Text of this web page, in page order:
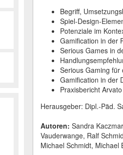
Begriff,
Spiel-Design-
Potenziale im
Gamification in der
Serious Games in
Serious Gaming
Gamification in der
Praxisbericht
Herausgeber: Dipl.-Päd.
Autoren: Sandra
Vauderwange, Ralf
Michael Schmidt, Michael